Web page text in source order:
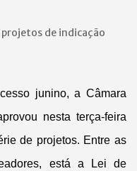
de indicação
junino, a Câmara
nesta terça-feira
de projetos. Entre as
está a Lei de